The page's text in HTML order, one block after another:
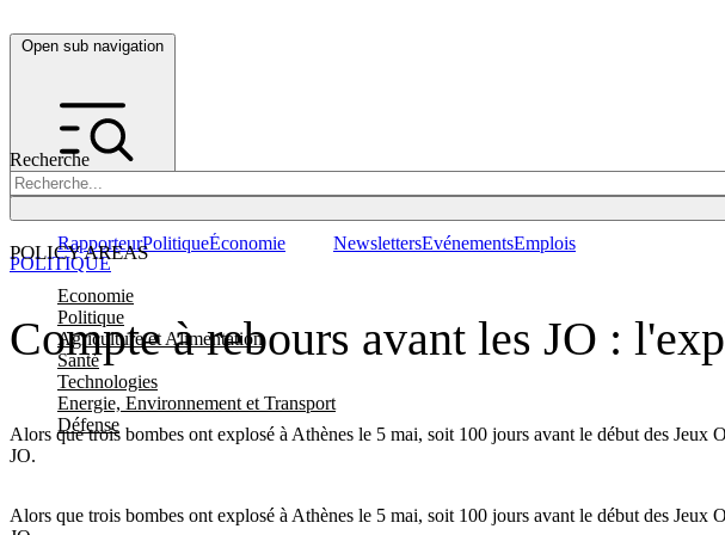
Open sub navigation
Recherche
POLICY AREAS
Economie
Politique
Agriculture et Alimentation
Santé
Technologies
Energie, Environnement et Transport
Défense
RapporteurPolitiqueÉconomie NewslettersEvénementsEmplois
Compte à rebours avant les JO :
Alors que trois bombes ont explosé à Athènes le 5 mai, soit 100 jours avant le début des
JO.
POLITIQUE
Alors que trois bombes ont explosé à Athènes le 5 mai, soit 100 jours avant le début des